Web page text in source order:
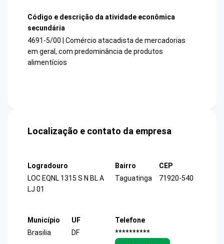
Código e descrição da atividade econômica
secundária
4691-5/00 | Comércio atacadista de mercadorias
em geral, com predominância de produtos
alimentícios
Localização e contato da empresa
Logradouro
LOC EQNL 1315 S N BL A
LJ 01
Bairro
Taguatinga
CEP
71920-540
Município
Brasilia
UF
DF
Telefone
**********